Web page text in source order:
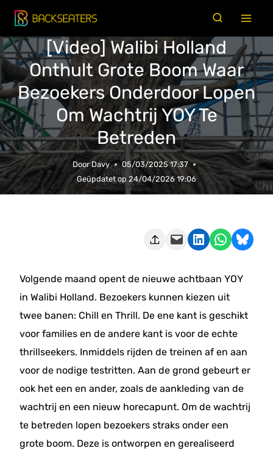
Doorgaan
naar
inhoud
[Video] Walibi Holland
Onthult Grote Boom Waar
Bezoekers Onderdoor Lopen
Om Wachtrij YOY Te
Betreden
Door Davy
05/03/2025 17:37
Geüpdatet op 24/04/2026 19:06
Deze pagina e-mailen Delen op LinkedIn Delen via WhatsApp Share on Bluesky
Volgende maand opent de nieuwe achtbaan YOY
in Walibi Holland. Bezoekers kunnen kiezen uit
twee banen: Chill en Thrill. De ene kant is geschikt
voor families en de andere kant is voor de echte
thrillseekers. Inmiddels rijden de treinen af en aan
voor de nodige testritten. Aan de grond gebeurt er
ook het een en ander, zoals de aankleding van de
wachtrij en een nieuw horecapunt. Om de wachtrij
te betreden lopen bezoekers straks onder een
grote boom. Deze is ontworpen en gerealiseerd